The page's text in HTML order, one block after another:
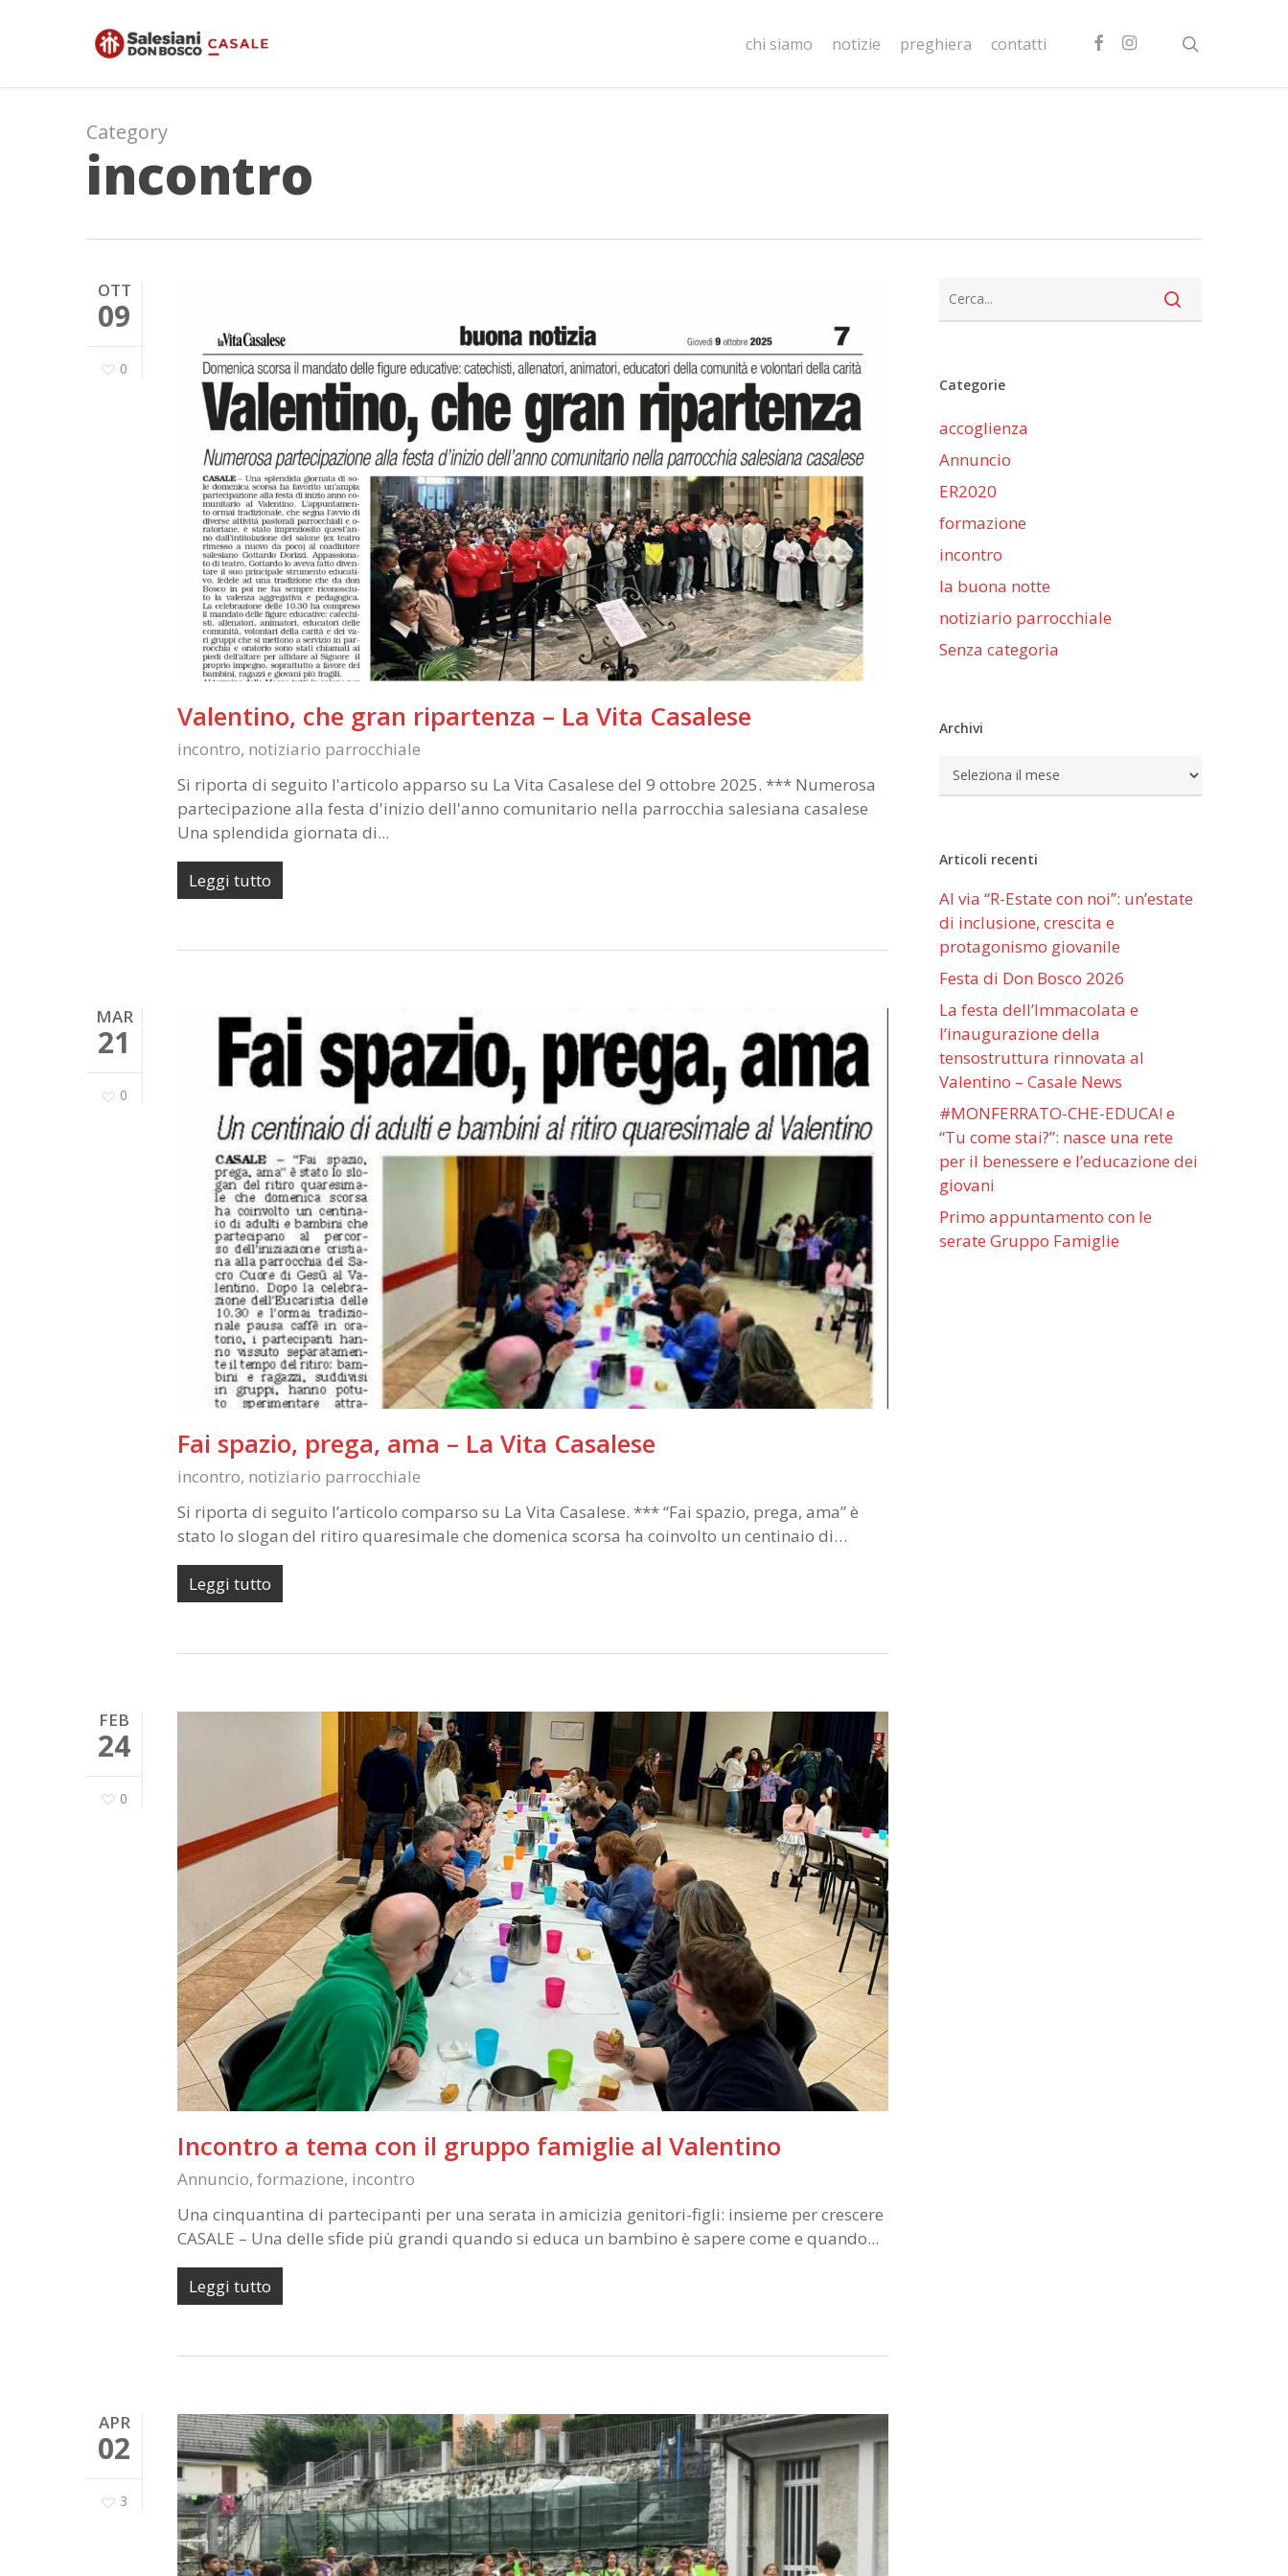
chi siamo notizie preghiera contatti facebookinstagram
Category
incontro
OTT
09
0
Valentino, che gran ripartenza – La Vita Casalese
incontro, notiziario parrocchiale
Si riporta di seguito l'articolo apparso su La Vita Casalese del 9 ottobre 2025. *** Numerosa
partecipazione alla festa d'inizio dell'anno comunitario nella parrocchia salesiana casalese
Una splendida giornata di...
Leggi tutto
MAR
21
0
Fai spazio, prega, ama – La Vita Casalese
incontro, notiziario parrocchiale
Si riporta di seguito l’articolo comparso su La Vita Casalese. *** “Fai spazio, prega, ama” è
stato lo slogan del ritiro quaresimale che domenica scorsa ha coinvolto un centinaio di…
Leggi tutto
FEB
24
0
Incontro a tema con il gruppo famiglie al Valentino
Annuncio, formazione, incontro
Una cinquantina di partecipanti per una serata in amicizia genitori-figli: insieme per crescere
CASALE – Una delle sfide più grandi quando si educa un bambino è sapere come e quando...
Leggi tutto
APR
02
3
Categorie
accoglienza
Annuncio
ER2020
formazione
incontro
la buona notte
notiziario parrocchiale
Senza categoria
Archivi
Archivi
Articoli recenti
Al via “R-Estate con noi”: un’estate
di inclusione, crescita e
protagonismo giovanile
Festa di Don Bosco 2026
La festa dell’Immacolata e
l’inaugurazione della
tensostruttura rinnovata al
Valentino – Casale News
#MONFERRATO-CHE-EDUCA! e
“Tu come stai?”: nasce una rete
per il benessere e l’educazione dei
giovani
Primo appuntamento con le
serate Gruppo Famiglie